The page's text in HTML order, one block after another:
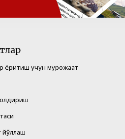
ёритиш учун мурожаат
йўллаш